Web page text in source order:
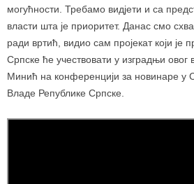
могућности. Требамо видјети и са
власти шта је приоритет. Данас смо
ради вртић, видио сам пројекат који је
Српске ће учествовати у изградњи овог
Минић на конференцији за новинаре у
Владе Републике Српске.